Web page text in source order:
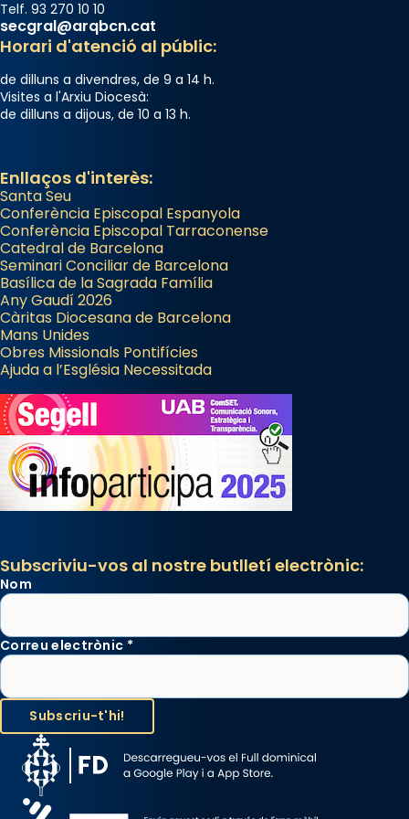
Telf. 93 270 10 10
secgral@arqbcn.cat
Horari d'atenció al públic:
de dilluns a divendres, de 9 a 14 h.
Visites a l'Arxiu Diocesà:
de dilluns a dijous, de 10 a 13 h.
Enllaços d'interès:
Santa Seu
Conferència Episcopal Espanyola
Conferència Episcopal Tarraconense
Catedral de Barcelona
Seminari Conciliar de Barcelona
Basílica de la Sagrada Família
Any Gaudí 2026
Càritas Diocesana de Barcelona
Mans Unides
Obres Missionals Pontifícies
Ajuda a l’Església Necessitada
Subscriviu-vos al nostre butlletí electrònic:
Nom
Correu electrònic *